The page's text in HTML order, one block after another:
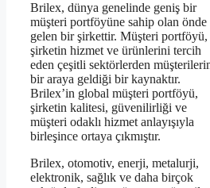
Brilex, dünya genelinde geniş bir
müşteri portföyüne sahip olan önde
gelen bir şirkettir. Müşteri portföyü,
şirketin hizmet ve ürünlerini tercih
eden çeşitli sektörlerden
bir araya geldiği bir kaynaktır.
Brilex’in global müşteri portföyü,
şirketin kalitesi, güvenilirliği ve
müşteri odaklı hizmet anlayışıyla
birleşince ortaya çıkmıştır.
Brilex, otomotiv, enerji, metalurji,
elektronik, sağlık ve daha birçok